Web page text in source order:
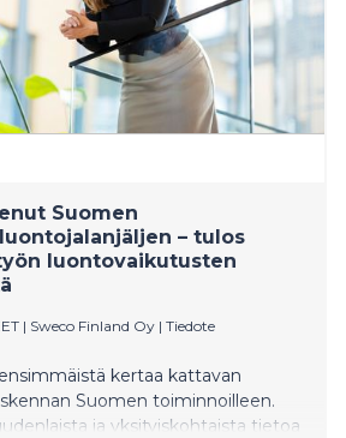
Suomen
– tulos
luontovaikutusten
| Sweco Finland Oy | Tiedote
kertaa kattavan
Suomen toiminnoilleen.
ja yksityiskohtaista tietoa